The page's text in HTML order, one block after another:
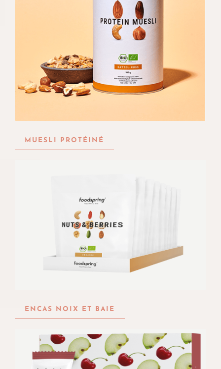
MUESLI PROTÉINÉ
ENCAS NOIX ET BAIE